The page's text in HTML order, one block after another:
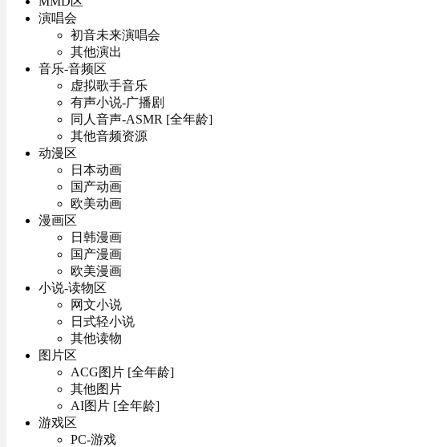
演唱会
初音未来演唱会
其他演出
音乐-音频区
虚拟歌手音乐
有声小说-广播剧
同人音声-ASMR [全年龄]
其他音频资源
动漫区
日本动画
国产动画
欧美动画
漫画区
日韩漫画
国产漫画
欧美漫画
小说-读物区
网文小说
日式轻小说
其他读物
图片区
ACG图片 [全年龄]
其他图片
AI图片 [全年龄]
游戏区
PC-游戏